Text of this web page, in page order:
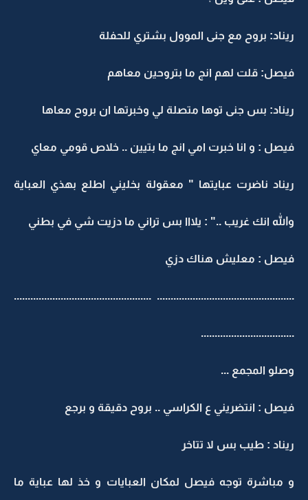
ريناد: بروح مع جنى الموول بشتري للحفلة
فيصل: قلت لهم انج ما بتروحين معاهم
ريناد: بس جنى توها متصلة لي وخبرتها ان بروح معاها
فيصل : و انا خبرت امي انج ما بتيين .. خلاص قومي معاي
ريناد ناضرت عبايتها " معقولة بخليني اطلع بهذي العباية
والله انك غريب .." : يلااا بس تراني ما دزيت شي في بطني
فيصل : معليش هناك دزي
.................................................. ..................................................
..................................
وصلو المجمع ...
فيصل : انتضريني ع الكراسي .. بروح دقيقة و برجع
ريناد : طيب بس لا تتاخر
و مباشرة توجه فيصل لمكان العبايات و خذ لها عباية ما